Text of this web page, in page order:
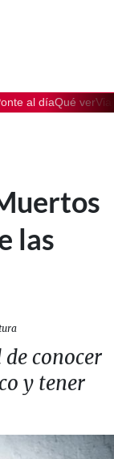
al díaQué ver
las
conocer
y tener